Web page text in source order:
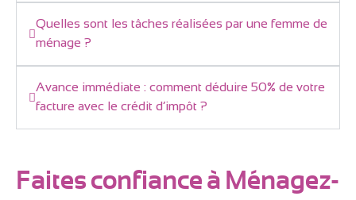
Quelles sont les tâches réalisées par une femme de
ménage ?
Avance immédiate : comment déduire 50% de votre
facture avec le crédit d’impôt ?
Faites confiance à Ménagez-